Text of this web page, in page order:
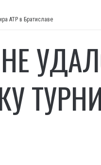
ATP в Братиславе